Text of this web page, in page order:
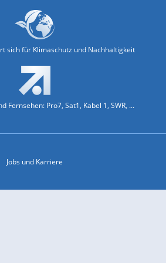
sich für Klimaschutz und Nachhaltigkeit
Fernsehen: Pro7, Sat1, Kabel 1, SWR, ...
Jobs und Karriere